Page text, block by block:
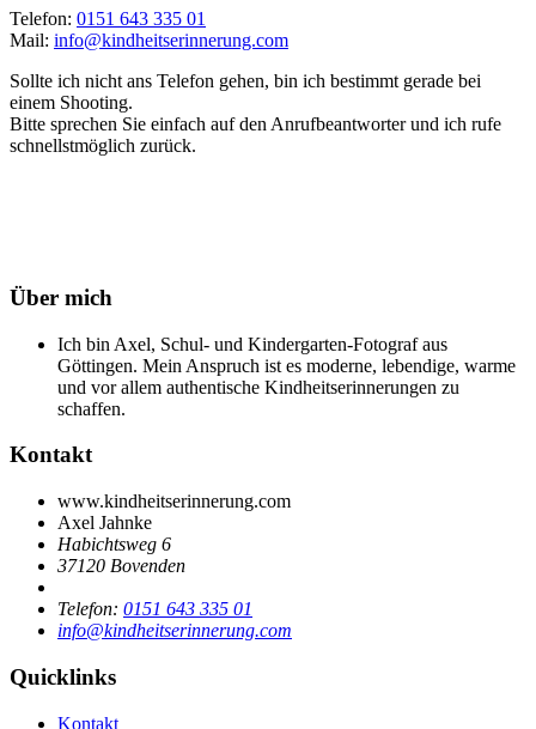
Telefon: 0151 643 335 01
Mail: info@kindheitserinnerung.com
Sollte ich nicht ans Telefon gehen, bin ich bestimmt gerade bei
einem Shooting.
Bitte sprechen Sie einfach auf den Anrufbeantworter und ich rufe
schnellstmöglich zurück.
Über mich
Ich bin Axel, Schul- und Kindergarten-Fotograf aus
Göttingen. Mein Anspruch ist es moderne, lebendige, warme
und vor allem authentische Kindheitserinnerungen zu
schaffen.
Kontakt
www.kindheitserinnerung.com
Axel Jahnke
Habichtsweg 6
37120 Bovenden
Telefon: 0151 643 335 01
info@kindheitserinnerung.com
Quicklinks
Kontakt